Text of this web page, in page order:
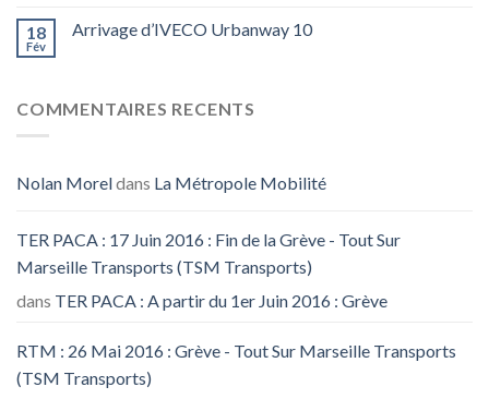
18
Fév
Arrivage d’IVECO Urbanway 10
COMMENTAIRES RECENTS
Nolan Moreldans La Métropole Mobilité
TER PACA : 17 Juin 2016 : Fin de la Grève - Tout Sur
Marseille Transports (TSM Transports)
dans TER PACA : A partir du 1er Juin 2016 : Grève
RTM : 26 Mai 2016 : Grève - Tout Sur Marseille Transports
(TSM Transports)